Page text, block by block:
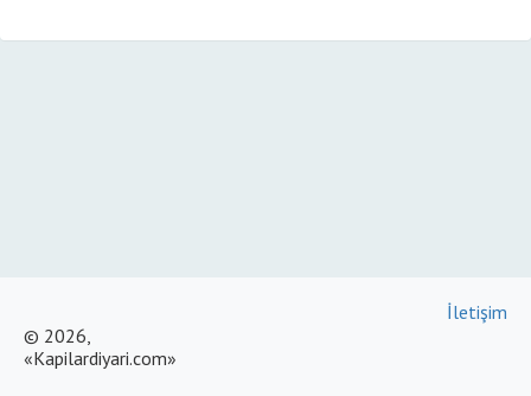
© 2026,
«Kapilardiyari.com»
İletişim